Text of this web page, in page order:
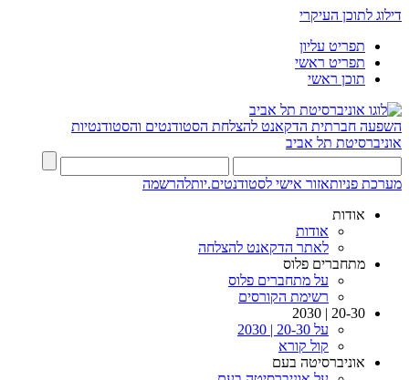
דילוג לתוכן העיקרי
תפריט עליון
תפריט ראשי
תוכן ראשי
השפעה חברתית הדקאנט להצלחת הסטודנטים והסטודנטיות
אוניברסיטת תל אביב
מערכת פניותאזור אישי לסטודנטים.יותלהרשמה
אודות
אודות
לאתר הדקאנט להצלחה
מתחברים פלוס
על מתחברים פלוס
רשימת הקורסים
20-30 | 2030
על 20-30 | 2030
קול קורא
אוניברסיטה בעם